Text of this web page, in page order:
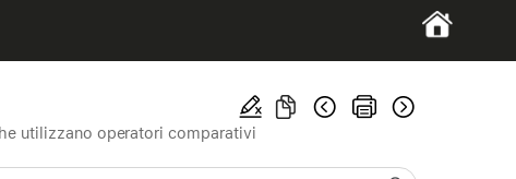
utilizzano operatori comparativi